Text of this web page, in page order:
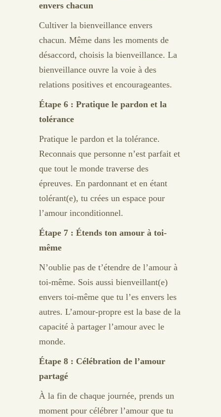
envers chacun
Cultiver la bienveillance envers
chacun. Même dans les moments de
désaccord, choisis la bienveillance. La
bienveillance ouvre la voie à des
relations positives et encourageantes.
Étape 6 : Pratique le pardon et la
tolérance
Pratique le pardon et la tolérance.
Reconnais que personne n’est parfait et
que tout le monde traverse des
épreuves. En pardonnant et en étant
tolérant(e), tu crées un espace pour
l’amour inconditionnel.
Étape 7 : Étends ton amour à toi-
même
N’oublie pas de t’étendre de l’amour à
toi-même. Sois aussi bienveillant(e)
envers toi-même que tu l’es envers les
autres. L’amour-propre est la base de la
capacité à partager l’amour avec le
monde.
Étape 8 : Célébration de l’amour
partagé
À la fin de chaque journée, prends un
moment pour célébrer l’amour que tu